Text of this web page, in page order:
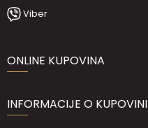
Viber
ONLINE KUPOVINA
INFORMACIJE O KUPOVINI